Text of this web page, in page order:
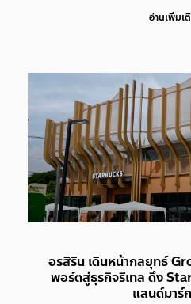
อ่านเพิ่มเ
อรสิริน เดินหน้ากลยุทธ์
พอร์ตสู่ธุรกิจรีเทล ดึง
แลนด์มาร์